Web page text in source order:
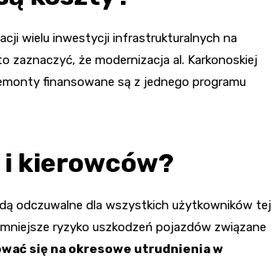
wielu inwestycji infrastrukturalnych na
zaznaczyć, że modernizacja al. Karkonoskiej
finansowane są z jednego programu
i kierowców?
odczuwalne dla wszystkich użytkowników tej
ryzyko uszkodzeń pojazdów związane
się na okresowe utrudnienia w